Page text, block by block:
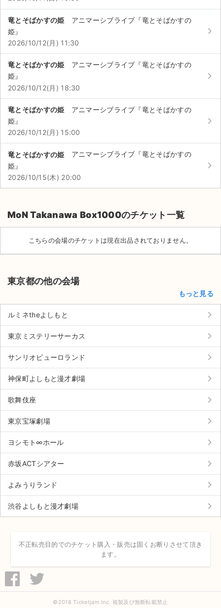
公演登録依頼
不正転売禁止法について
チケットジャムの取り組み
音楽情報
竜とそばかすの姫
アニマーシブライブ『竜とそばかすの
姫』
2026/10/12(月) 11:30
keyboard_arrow_right
竜とそばかすの姫
アニマーシブライブ『竜とそばかすの
姫』
2026/10/12(月) 18:30
keyboard_arrow_right
竜とそばかすの姫
アニマーシブライブ『竜とそばかすの
姫』
2026/10/12(月) 15:00
keyboard_arrow_right
竜とそばかすの姫
アニマーシブライブ『竜とそばかすの
姫』
2026/10/15(木) 20:00
keyboard_arrow_right
MoN Takanawa Box1000のチケット一覧
こちらの会場のチケットは現在出品されておりません。
東京都の他の会場
もっと見る
ルミネtheよしもと keyboard_arrow_right
東京ミステリーサーカス keyboard_arrow_right
サンリオピューロランド keyboard_arrow_right
神保町よしもと漫才劇場 keyboard_arrow_right
歌舞伎座 keyboard_arrow_right
東京宝塚劇場 keyboard_arrow_right
ヨシモト∞ホール keyboard_arrow_right
赤坂ACTシアター keyboard_arrow_right
よみうりランド keyboard_arrow_right
渋谷よしもと漫才劇場 keyboard_arrow_right
不正転売目的でのチケット購入・販売は固くお断りさせて頂き
ます。
©2018 Ticketjam Inc. 複製及び無断転載禁止